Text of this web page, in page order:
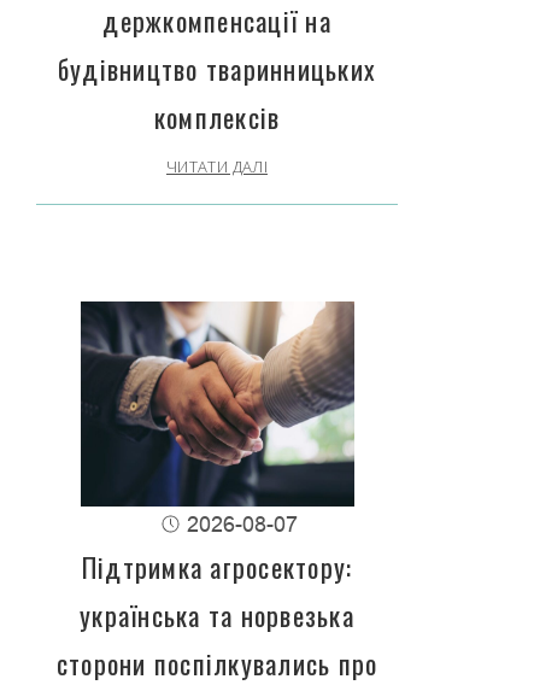
держкомпенсації на
будівництво тваринницьких
комплексів
ЧИТАТИ ДАЛІ
2026-08-07
Підтримка агросектору:
українська та норвезька
сторони поспілкувались про